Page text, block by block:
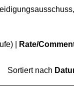
| Rate/
Sortiert nach